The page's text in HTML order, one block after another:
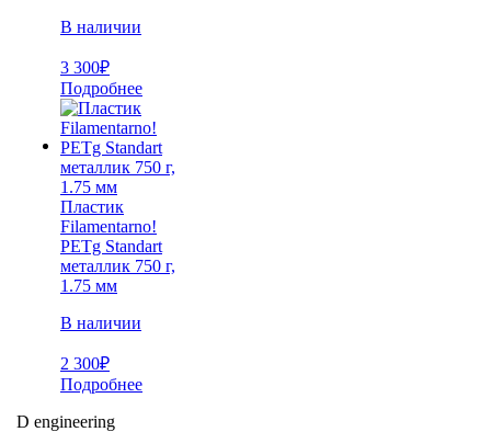
В наличии
3 300₽
Подробнее
Пластик
Filamentarno!
PETg Standart
металлик 750 г,
1.75 мм
В наличии
2 300₽
Подробнее
D engineering